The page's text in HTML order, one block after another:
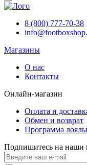
8 (800) 777-70-38
Магазины
О нас
Контакты
Онлайн-магазин
Оплата и
Обмен и возврат
Программа
Подпишитесь на наши